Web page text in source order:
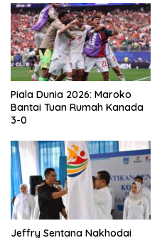
Piala Dunia 2026: Maroko
Bantai Tuan Rumah Kanada
3-0
Jeffry Sentana Nakhodai